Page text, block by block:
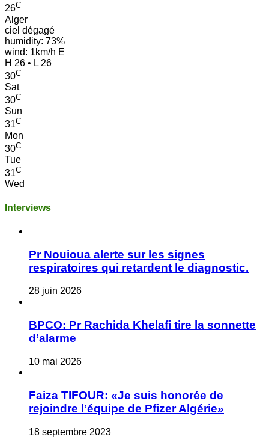
26C
Alger
ciel dégagé
humidity: 73%
wind: 1km/h E
H 26 • L 26
30C
Sat
30C
Sun
31C
Mon
30C
Tue
31C
Wed
Interviews
Pr Nouioua alerte sur les signes
respiratoires qui retardent le diagnostic.
28 juin 2026
BPCO: Pr Rachida Khelafi tire la sonnette
d’alarme
10 mai 2026
Faiza TIFOUR: «Je suis honorée de
rejoindre l’équipe de Pfizer Algérie»
18 septembre 2023